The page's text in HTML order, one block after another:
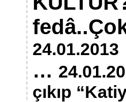
24.01.2013
…
çıkıp